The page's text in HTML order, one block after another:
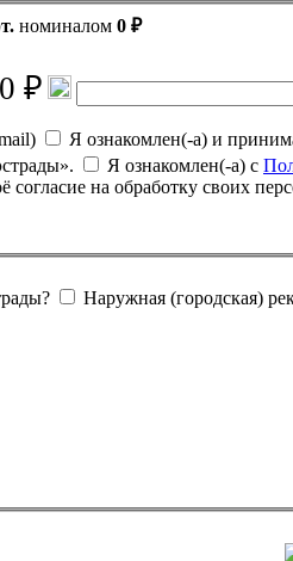
номиналом 0 ₽
0 ₽
Я ознакомлен(-а) и принимаю
Я ознакомлен(-а) с
согласие на обработку своих
Наружная (городская)